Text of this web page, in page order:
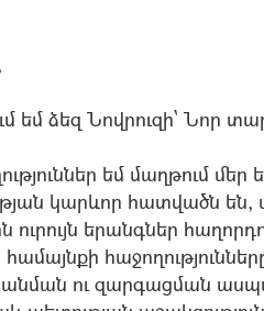
եմ ձեզ Նովրուզի` Նոր
եմ մաղթում մեր
կարևոր հատվածն
ուրույն երանգներ
ու զարգացման